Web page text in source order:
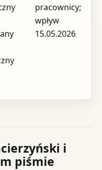
pracownicy;
wpływ
15.05.2026
i
piśmie